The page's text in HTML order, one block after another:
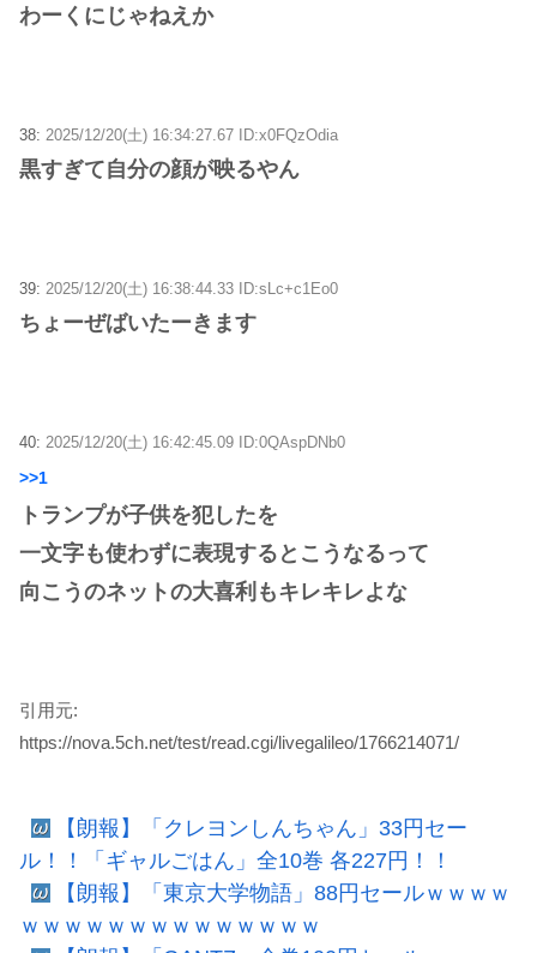
わーくにじゃねえか
38: 2025/12/20(土) 16:34:27.67 ID:x0FQzOdia
黒すぎて自分の顔が映るやん
39: 2025/12/20(土) 16:38:44.33 ID:sLc+c1Eo0
ちょーぜばいたーきます
40: 2025/12/20(土) 16:42:45.09 ID:0QAspDNb0
>>1
トランプが子供を犯したを
一文字も使わずに表現するとこうなるって
向こうのネットの大喜利もキレキレよな
引用元:
https://nova.5ch.net/test/read.cgi/livegalileo/1766214071/
【朗報】「クレヨンしんちゃん」33円セー
ル！！「ギャルごはん」全10巻 各227円！！
【朗報】「東京大学物語」88円セールｗｗｗｗ
ｗｗｗｗｗｗｗｗｗｗｗｗｗｗ